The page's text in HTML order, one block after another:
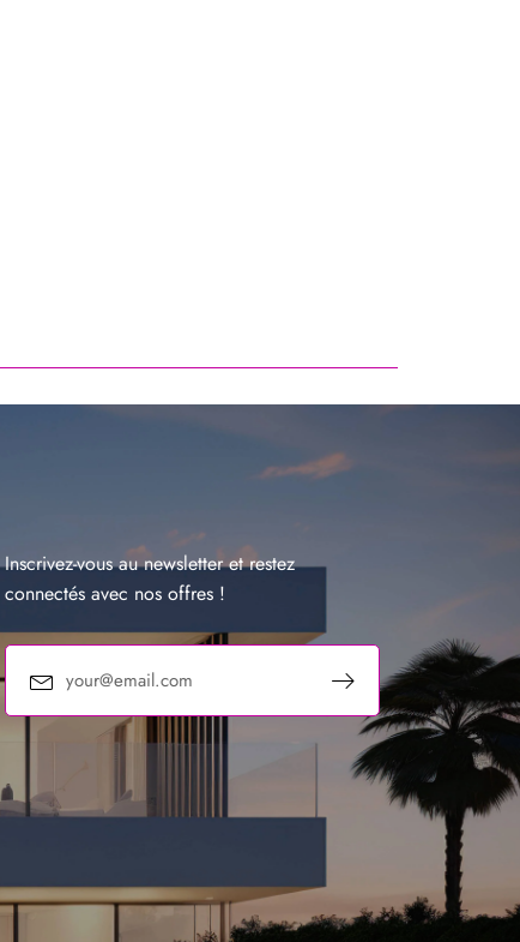
Inscrivez-vous au newsletter et restez
connectés avec nos offres !